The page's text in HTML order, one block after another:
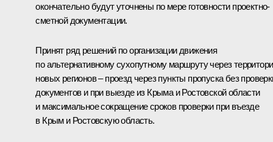
окончательно будут уточнены по мере готовности проектно-
сметной документации.
Принят ряд решений по организации движения
по альтернативному сухопутному маршруту через
новых регионов – проезд через пункты пропуска без
документов и при выезде из Крыма и Ростовской области
и максимальное сокращение сроков проверки при въезде
в Крым и Ростовскую область.